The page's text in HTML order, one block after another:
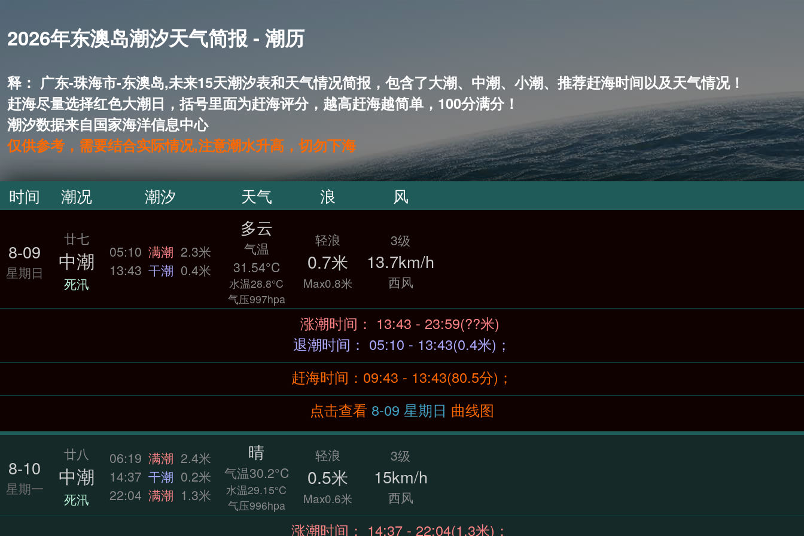
2026年东澳岛潮汐天气简报 - 潮历
释： 广东-珠海市-东澳岛,未来15天潮汐表和天气情况简报，包含了大潮、中潮、小潮、推荐赶海时间以及天气情况！
赶海尽量选择红色大潮日，括号里面为赶海评分，越高赶海越简单，100分满分！
潮汐数据来自国家海洋信息中心
仅供参考，需要结合实际情况,注意潮水升高，切勿下海
时间 潮况 潮汐 天气 浪 风
8-09
星期日
廿七
中潮
死汛
05:10 满潮 2.3米
13:43 干潮 0.4米
多云
气温
31.54°C
水温28.8°C
气压997hpa
轻浪
0.7米
Max0.8米
3级
13.7km/h
西风
涨潮时间： 13:43 - 23:59(??米)
退潮时间： 05:10 - 13:43(0.4米)；
赶海时间：09:43 - 13:43(80.5分)；
点击查看
8-09 星期日 曲线图
8-10
星期一
廿八
中潮
死汛
06:19 满潮 2.4米
14:37 干潮 0.2米
22:04 满潮 1.3米
晴
气温30.2°C
水温29.15°C
气压996hpa
轻浪
0.5米
Max0.6米
3级
15km/h
西风
涨潮时间： 14:37 - 22:04(1.3米)；